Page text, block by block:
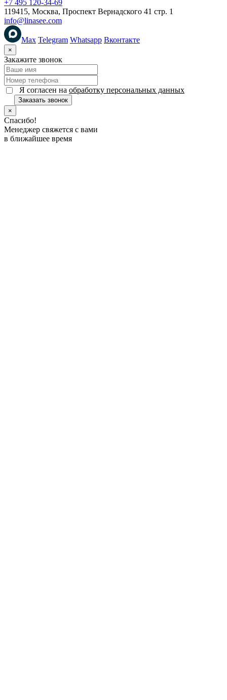
+7 495 120-34-69
119415, Москва, Проспект Вернадского 41 стр. 1
info@linasee.com
Max Telegram Whatsapp Вконтакте
×
Закажите звонок
Я согласен на обработку персональных данных
Заказать звонок
×
Спасибо!
Менеджер свяжется с вами
в ближайшее время